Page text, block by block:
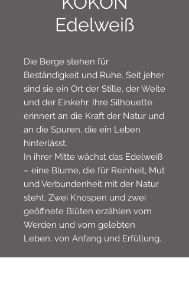
Edelweiß
Die Berge stehen für
Beständigkeit und Ruhe. Seit jeher
sind sie ein Ort der Stille, der Weite
und der Einkehr. Ihre Silhouette
erinnert an die Kraft der Natur und
an die Spuren, die ein Leben
hinterlässt.
In ihrer Mitte wächst das Edelweiß
– eine Blume, die für Reinheit, Mut
und Verbundenheit mit der Natur
steht. Zwei Knospen und zwei
geöffnete Blüten erzählen vom
Werden und vom gelebten
Leben, von Anfang und Erfüllung.